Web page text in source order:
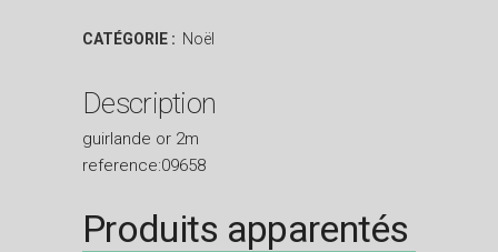
CATÉGORIE : Noël
Description
guirlande or 2m
reference:09658
Produits apparentés